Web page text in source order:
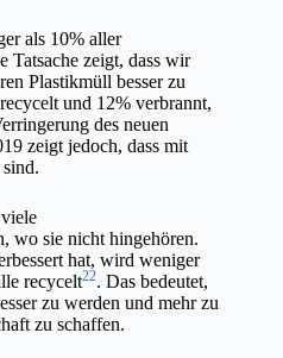
als 10% aller
Tatsache zeigt, dass wir
Plastikmüll besser zu
und 12% verbrannt,
des neuen
zeigt jedoch, dass mit
wo sie nicht hingehören.
hat, wird weniger
recycelt22. Das bedeutet,
zu werden und mehr zu
zu schaffen.